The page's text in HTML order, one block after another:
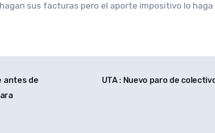
sus facturas pero el aporte impositivo lo haga
antes de
UTA : Nuevo paro de